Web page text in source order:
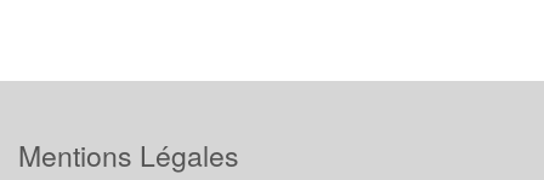
Mentions Légales